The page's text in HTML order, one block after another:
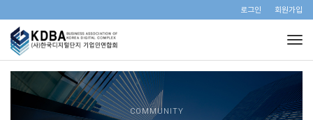
로그인 회원가입
COMMUNITY